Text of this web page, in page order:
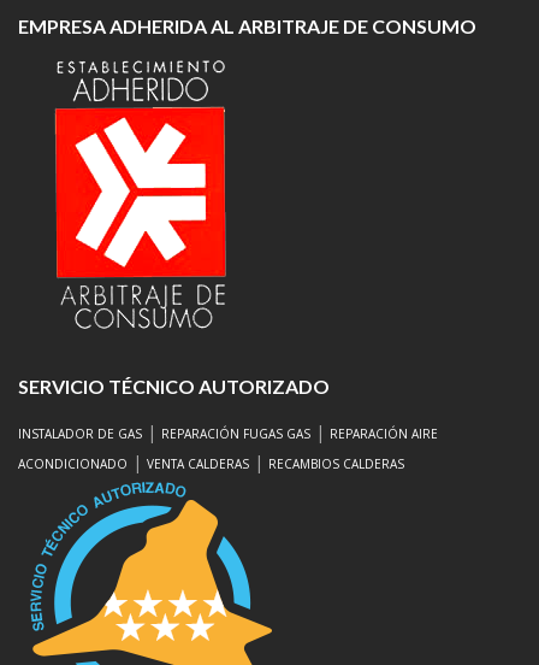
EMPRESA ADHERIDA AL ARBITRAJE DE CONSUMO
SERVICIO TÉCNICO AUTORIZADO
INSTALADOR DE GAS | REPARACIÓN FUGAS GAS | REPARACIÓN AIRE
ACONDICIONADO
| VENTA CALDERAS | RECAMBIOS CALDERAS